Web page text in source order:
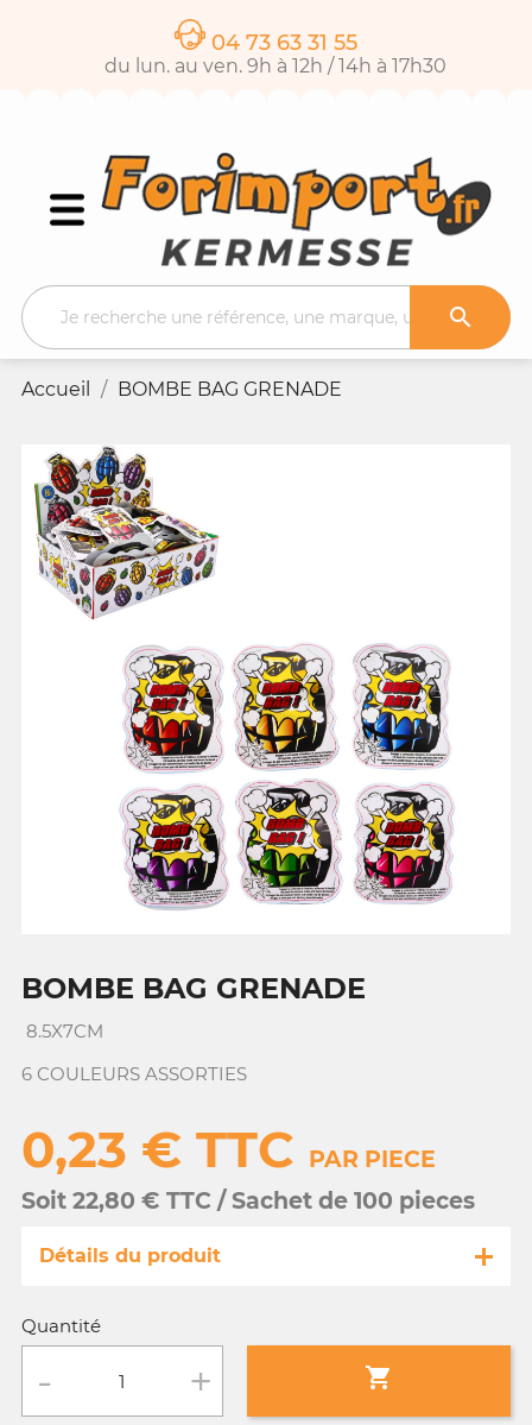
04 73 63 31 55
du lun. au ven. 9h à 12h / 14h à 17h30

Accueil BOMBE BAG GRENADE
BOMBE BAG GRENADE
8.5X7CM
6 COULEURS ASSORTIES
0,23 € TTC PAR PIECE
Soit 22,80 € TTC / Sachet de 100 pieces
Détails du produit
Référence
Conditionnement :
Quantité
